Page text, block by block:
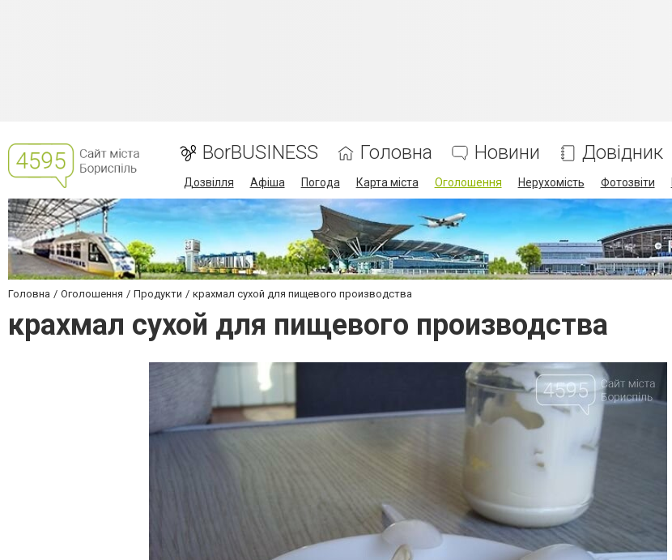
BorBUSINESS Головна Новини Довідник
Дозвілля Афіша Погода Карта міста Оголошення Нерухомість Фотозвіти
Головна Оголошення Продукти крахмал сухой для пищевого производства
крахмал сухой для пищевого производства